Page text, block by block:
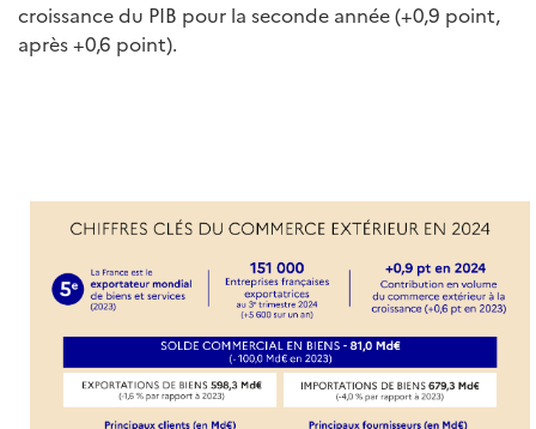
croissance du PIB pour la seconde année (+0,9 point,
après +0,6 point).